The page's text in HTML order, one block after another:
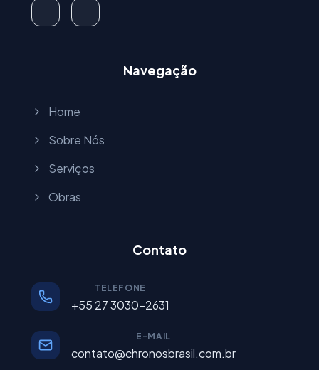
Navegação
Home
Sobre Nós
Serviços
Obras
Contato
TELEFONE
+55 27 3030-2631
E-MAIL
contato@chronosbrasil.com.br